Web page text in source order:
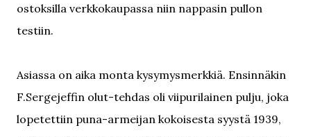
ostoksilla verkkokaupassa niin nappasin pullon
testiin.
Asiassa on aika monta kysymysmerkkiä. Ensinnäkin
F.Sergejeffin olut-tehdas oli viipurilainen pulju, joka
lopetettiin puna-armeijan kokoisesta syystä 1939,